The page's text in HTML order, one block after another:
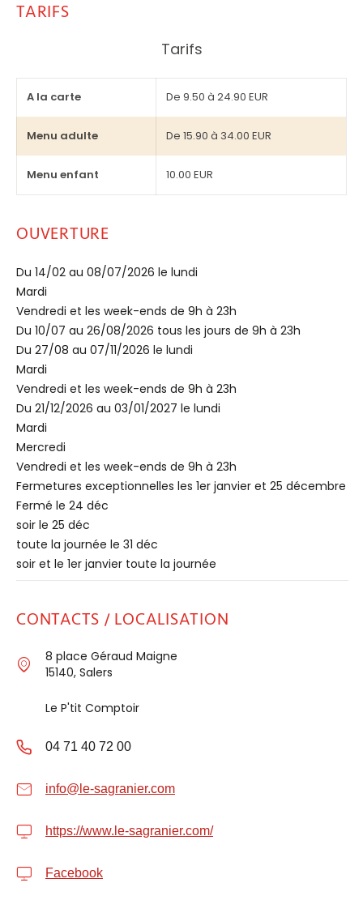
TARIFS
Tarifs
A la carte De 9.50 à 24.90 EUR
Menu adulte De 15.90 à 34.00 EUR
Menu enfant 10.00 EUR
OUVERTURE
Du 14/02 au 08/07/2026 le lundi
Mardi
Vendredi et les week-ends de 9h à 23h
Du 10/07 au 26/08/2026 tous les jours de 9h à 23h
Du 27/08 au 07/11/2026 le lundi
Mardi
Vendredi et les week-ends de 9h à 23h
Du 21/12/2026 au 03/01/2027 le lundi
Mardi
Mercredi
Vendredi et les week-ends de 9h à 23h
Fermetures exceptionnelles les 1er janvier et 25 décembre
Fermé le 24 déc
soir le 25 déc
toute la journée le 31 déc
soir et le 1er janvier toute la journée
CONTACTS / LOCALISATION
8 place Géraud Maigne
15140, Salers
Le P'tit Comptoir
04 71 40 72 00
info@le-sagranier.com
https://www.le-sagranier.com/
Facebook